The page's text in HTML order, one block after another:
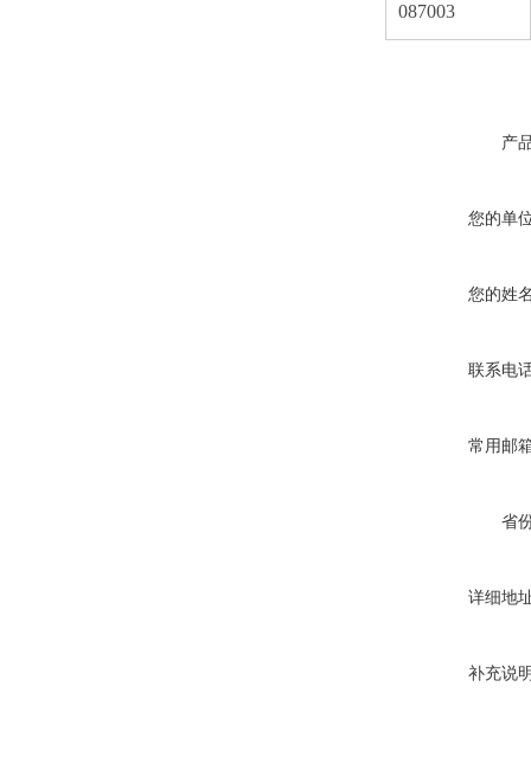
087003
产
您的单
您的姓
联系电
常用邮
省
详细地
补充说